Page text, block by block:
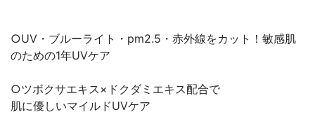
○UV・ブルーライト・pm2.5・赤外線をカット！敏感肌
のための1年UVケア
○ツボクサエキス×ドクダミエキス配合で
肌に優しいマイルドUVケア